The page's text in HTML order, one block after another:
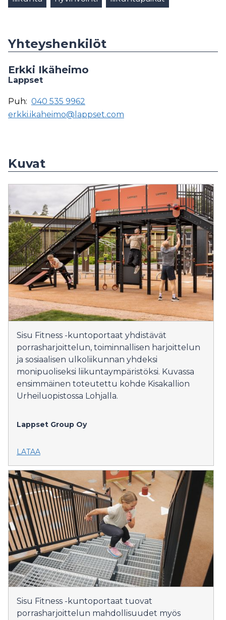
Yhteyshenkilöt
Erkki Ikäheimo
Lappset
Puh: 040 535 9962
erkki.ikaheimo@lappset.com
Kuvat
Sisu Fitness -kuntoportaat yhdistävät
porrasharjoittelun, toiminnallisen harjoittelun
ja sosiaalisen ulkoliikunnan yhdeksi
monipuoliseksi liikuntaympäristöksi. Kuvassa
ensimmäinen toteutettu kohde Kisakallion
Urheiluopistossa Lohjalla.
Lappset Group Oy
LATAA
Sisu Fitness -kuntoportaat tuovat
porrasharjoittelun mahdollisuudet myös